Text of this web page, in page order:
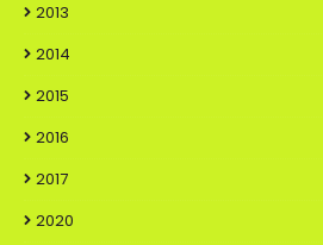
2013
2014
2015
2016
2017
2020